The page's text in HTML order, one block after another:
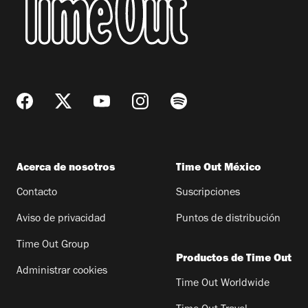
Acerca de nosotros
Contacto
Aviso de privacidad
Time Out Group
Administrar cookies
Time Out México
Suscripciones
Puntos de distribución
Productos de Time Out
Time Out Worldwide